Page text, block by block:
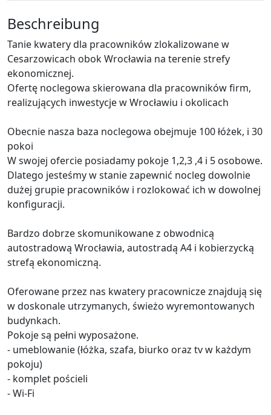
Beschreibung
Tanie kwatery dla pracowników zlokalizowane w
Cesarzowicach obok Wrocławia na terenie strefy
ekonomicznej.
Ofertę noclegowa skierowana dla pracowników firm,
realizujących inwestycje w Wrocławiu i okolicach
Obecnie nasza baza noclegowa obejmuje 100 łóżek, i 30
pokoi
W swojej ofercie posiadamy pokoje 1,2,3 ,4 i 5 osobowe.
Dlatego jesteśmy w stanie zapewnić nocleg dowolnie
dużej grupie pracowników i rozlokować ich w dowolnej
konfiguracji.
Bardzo dobrze skomunikowane z obwodnicą
autostradową Wrocławia, autostradą A4 i kobierzycką
strefą ekonomiczną.
Oferowane przez nas kwatery pracownicze znajdują się
w doskonale utrzymanych, świeżo wyremontowanych
budynkach.
Pokoje są pełni wyposażone.
- umeblowanie (łóżka, szafa, biurko oraz tv w każdym
pokoju)
- komplet pościeli
- Wi-Fi